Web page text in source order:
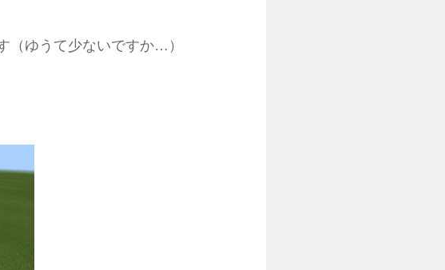
（ゆうて少ないですか…）